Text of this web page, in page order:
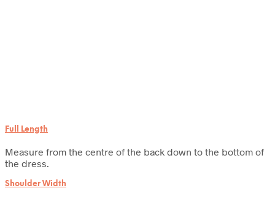
Full Length
Measure from the centre of the back down to the bottom of
the dress.
Shoulder Width